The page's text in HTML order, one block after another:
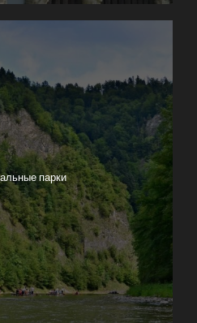
парки